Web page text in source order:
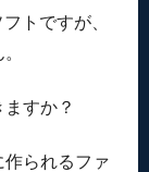
トですが、
すか？
られるファ